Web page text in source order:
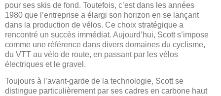
pour ses skis de fond. Toutefois, c’est dans les années
1980 que l’entreprise a élargi son horizon en se lançant
dans la production de vélos. Ce choix stratégique a
rencontré un succès immédiat. Aujourd’hui, Scott s’impose
comme une référence dans divers domaines du cyclisme,
du VTT au vélo de route, en passant par les vélos
électriques et le gravel.
Toujours à l’avant-garde de la technologie, Scott se
distingue particulièrement par ses cadres en carbone haut